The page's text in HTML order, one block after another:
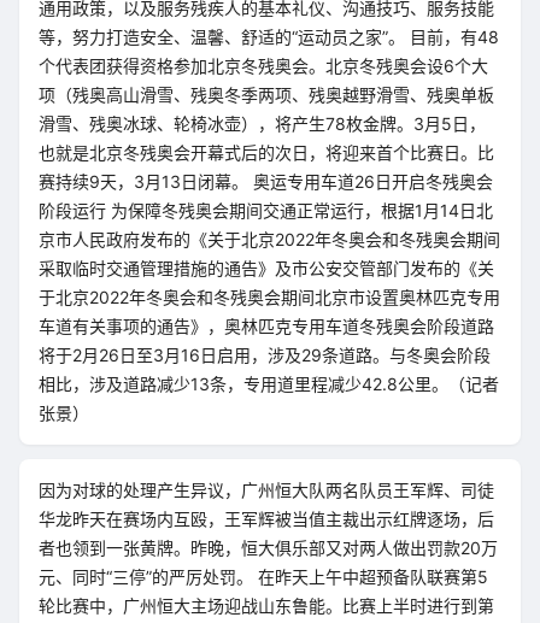
通用政策，以及服务残疾人的基本礼仪、沟通技巧、服务技能
等，努力打造安全、温馨、舒适的“运动员之家”。 目前，有48
个代表团获得资格参加北京冬残奥会。北京冬残奥会设6个大
项（残奥高山滑雪、残奥冬季两项、残奥越野滑雪、残奥单板
滑雪、残奥冰球、轮椅冰壶），将产生78枚金牌。3月5日，
也就是北京冬残奥会开幕式后的次日，将迎来首个比赛日。比
赛持续9天，3月13日闭幕。 奥运专用车道26日开启冬残奥会
阶段运行 为保障冬残奥会期间交通正常运行，根据1月14日北
京市人民政府发布的《关于北京2022年冬奥会和冬残奥会期间
采取临时交通管理措施的通告》及市公安交管部门发布的《关
于北京2022年冬奥会和冬残奥会期间北京市设置奥林匹克专用
车道有关事项的通告》，奥林匹克专用车道冬残奥会阶段道路
将于2月26日至3月16日启用，涉及29条道路。与冬奥会阶段
相比，涉及道路减少13条，专用道里程减少42.8公里。（记者
张景）
因为对球的处理产生异议，广州恒大队两名队员王军辉、司徒
华龙昨天在赛场内互殴，王军辉被当值主裁出示红牌逐场，后
者也领到一张黄牌。昨晚，恒大俱乐部又对两人做出罚款20万
元、同时“三停”的严厉处罚。 在昨天上午中超预备队联赛第5
轮比赛中，广州恒大主场迎战山东鲁能。比赛上半时进行到第